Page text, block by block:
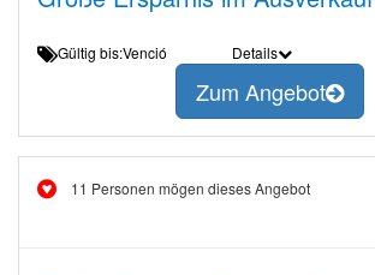
Gültig bis:Venció Details
Zum Angebot
11 Personen mögen dieses Angebot